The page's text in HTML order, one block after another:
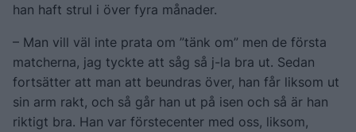
han haft strul i över fyra månader.
– Man vill väl inte prata om ”tänk om” men de första
matcherna, jag tyckte att såg så j-la bra ut. Sedan
fortsätter att man att beundras över, han får liksom ut
sin arm rakt, och så går han ut på isen och så är han
riktigt bra. Han var förstecenter med oss, liksom,